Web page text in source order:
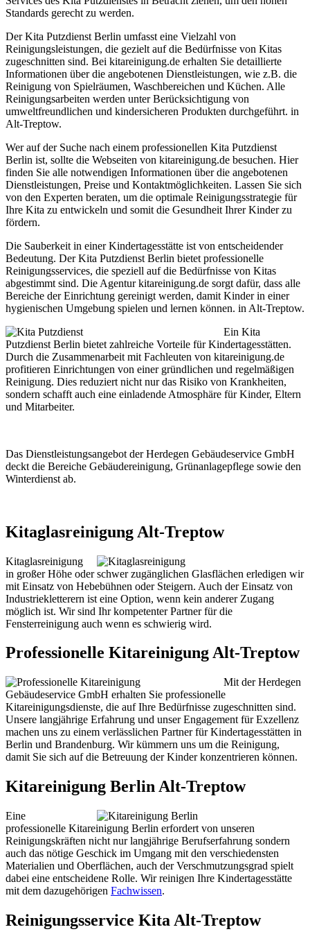
Standards gerecht zu werden.
Der Kita Putzdienst Berlin umfasst eine Vielzahl von
Reinigungsleistungen, die gezielt auf die Bedürfnisse von Kitas
zugeschnitten sind. Bei kitareinigung.de erhalten Sie detaillierte
Informationen über die angebotenen Dienstleistungen, wie z.B. die
Reinigung von Spielräumen, Waschbereichen und Küchen. Alle
Reinigungsarbeiten werden unter Berücksichtigung von
umweltfreundlichen und kindersicheren Produkten durchgeführt. in
Alt-Treptow.
Wer auf der Suche nach einem professionellen Kita Putzdienst
Berlin ist, sollte die Webseiten von kitareinigung.de besuchen. Hier
finden Sie alle notwendigen Informationen über die angebotenen
Dienstleistungen, Preise und Kontaktmöglichkeiten. Lassen Sie sich
von den Experten beraten, um die optimale Reinigungsstrategie für
Ihre Kita zu entwickeln und somit die Gesundheit Ihrer Kinder zu
fördern.
Die Sauberkeit in einer Kindertagesstätte ist von entscheidender
Bedeutung. Der Kita Putzdienst Berlin bietet professionelle
Reinigungsservices, die speziell auf die Bedürfnisse von Kitas
abgestimmt sind. Die Agentur kitareinigung.de sorgt dafür, dass alle
Bereiche der Einrichtung gereinigt werden, damit Kinder in einer
hygienischen Umgebung spielen und lernen können. in Alt-Treptow.
Ein Kita
Putzdienst Berlin bietet zahlreiche Vorteile für Kindertagesstätten.
Durch die Zusammenarbeit mit Fachleuten von kitareinigung.de
profitieren Einrichtungen von einer gründlichen und regelmäßigen
Reinigung. Dies reduziert nicht nur das Risiko von Krankheiten,
sondern schafft auch eine einladende Atmosphäre für Kinder, Eltern
und Mitarbeiter.
Das Dienstleistungsangebot der Herdegen Gebäudeservice GmbH
deckt die Bereiche Gebäudereinigung, Grünanlagepflege sowie den
Winterdienst ab.
Kitaglasreinigung Alt-Treptow
Kitaglasreinigung
in großer Höhe oder schwer zugänglichen Glasflächen erledigen wir
mit Einsatz von Hebebühnen oder Steigern. Auch der Einsatz von
Industriekletterern ist eine Option, wenn kein anderer Zugang
möglich ist. Wir sind Ihr kompetenter Partner für die
Fensterreinigung auch wenn es schwierig wird.
Professionelle Kitareinigung Alt-Treptow
Mit der Herdegen
Gebäudeservice GmbH erhalten Sie professionelle
Kitareinigungsdienste, die auf Ihre Bedürfnisse zugeschnitten sind.
Unsere langjährige Erfahrung und unser Engagement für Exzellenz
machen uns zu einem verlässlichen Partner für Kindertagesstätten in
Berlin und Brandenburg. Wir kümmern uns um die Reinigung,
damit Sie sich auf die Betreuung der Kinder konzentrieren können.
Kitareinigung Berlin Alt-Treptow
Eine
professionelle Kitareinigung Berlin erfordert von unseren
Reinigungskräften nicht nur langjährige Berufserfahrung sondern
auch das nötige Geschick im Umgang mit den verschiedensten
Materialien und Oberflächen, auch der Verschmutzungsgrad spielt
dabei eine entscheidene Rolle. Wir reinigen Ihre Kindertagesstätte
mit dem dazugehörigen Fachwissen.
Reinigungsservice Kita Alt-Treptow